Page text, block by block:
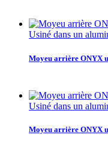
Usiné dans un
Moyeu arrière ONYX
Usiné dans un
Moyeu arrière ONYX